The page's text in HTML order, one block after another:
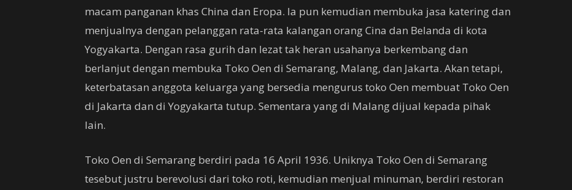
macam panganan khas China dan Eropa. Ia pun kemudian membuka jasa katering dan
menjualnya dengan pelanggan rata-rata kalangan orang Cina dan Belanda di kota
Yogyakarta. Dengan rasa gurih dan lezat tak heran usahanya berkembang dan
berlanjut dengan membuka Toko Oen di Semarang, Malang, dan Jakarta. Akan tetapi,
keterbatasan anggota keluarga yang bersedia mengurus toko Oen membuat Toko Oen
di Jakarta dan di Yogyakarta tutup. Sementara yang di Malang dijual kepada pihak
lain.
Toko Oen di Semarang berdiri pada 16 April 1936. Uniknya Toko Oen di Semarang
tesebut justru berevolusi dari toko roti, kemudian menjual minuman, berdiri restoran